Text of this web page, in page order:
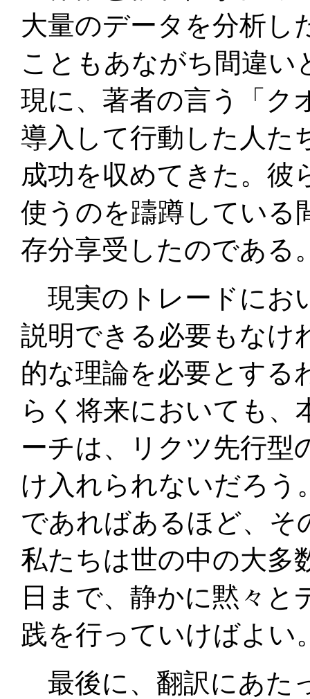
大量のデータを分析し
こともあながち間違い
現に、著者の言う「ク
導入して行動した人た
成功を収めてきた。彼
使うのを躊蹲している
存分享受したのである
現実のトレードにお
説明できる必要もなけ
的な理論を必要とする
らく将来においても、
ーチは、リクツ先行型
け入れられないだろう
であればあるほど、そ
私たちは世の中の大多
日まで、静かに黙々
践を行っていけばよい
最後に、翻訳にあた